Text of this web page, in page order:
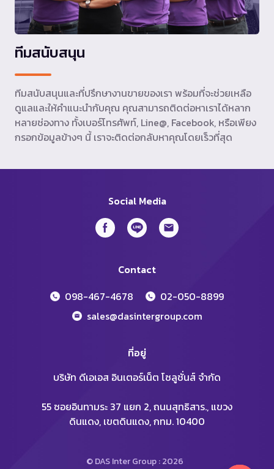
ทีมสนับสนุน
ทีมสนับสนุนและที่ปรึกษางานขายของเรา พร้อมที่จะช่วยเหลือ
ดูแลและให้คำแนะนำกับคุณ คุณสามารถติดต่อหาเราได้หลาก
หลายช่องทาง ทั้งเบอร์โทรศัพท์, Line@, Facebook, หรือเพียง
กรอกข้อมูลข้างๆ นี้ เราจะติดต่อกลับหาคุณโดยเร็วที่สุด
Social Media
Contact
098-467-4678
02-050-8899
sales@dasintergroup.com
ที่อยู่
บริษัท ดีเอเอส อินเตอร์เน็ต โซลูชั่นส์ จำกัด
55 ซอยอินทามระ 37 แยก 2, ถนนสุทธิสาร., แขวง
ดินแดง, เขตดินแดง, กทม. 10400
© DAS Inter Group : 2026